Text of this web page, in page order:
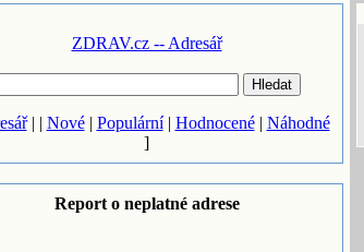
ZDRAV.cz -- Adresář
| | Nové| Populární| Hodnocené| Náhodné
]
Report o neplatné adrese